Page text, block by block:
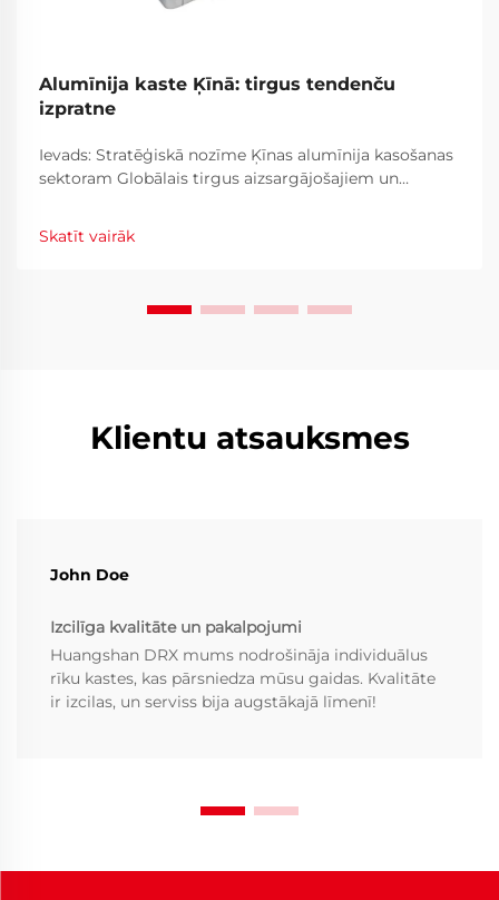
Alumīnija kaste Ķīnā: tirgus tendenču
izpratne
Ievads: Stratēģiskā nozīme Ķīnas alumīnija kasošanas
sektoram Globālais tirgus aizsargājošajiem un
to virzot tehnoloģiskais progress, mainīgas
Skatīt vairāk
Klientu atsauksmes
John Doe
Izcilīga kvalitāte un pakalpojumi
Huangshan DRX mums nodrošināja individuālus
rīku kastes, kas pārsniedza mūsu gaidas. Kvalitāte
ir izcilas, un serviss bija augstākajā līmenī!